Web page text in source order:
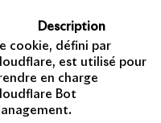
Description
cookie, défini par
est utilisé pour
en charge
Bot